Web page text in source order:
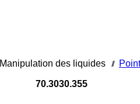
Manipulation des liquides ///
70.3030.355